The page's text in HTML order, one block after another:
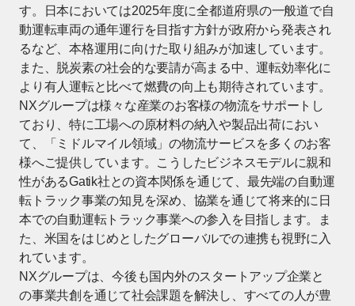
す。日本においては2025年度に全都道府県の一般道で自
動運転車両の通年運行を目指す方針が政府から発表され
るなど、本格運用に向けた取り組みが加速しています。
また、脱炭素の社会的な要請が高まる中、運転効率化に
より有人運転と比べて燃費の向上も期待されています。
NXグループは様々な産業のお客様の物流をサポートし
ており、特に工場への原材料の納入や製品出荷におい
て、「ミドルマイル領域」の物流サービスを多くのお客
様へご提供しています。こうしたビジネスモデルに親和
性があるGatik社との資本関係を通じて、最先端の自動運
転トラック事業の知見を深め、協業を通じて将来的に日
本での自動運転トラック事業への参入を目指します。ま
た、米国をはじめとしたグローバルでの連携も視野に入
れています。
NXグループは、今後も国内外のスタートアップ企業と
の事業共創を通じて社会課題を解決し、すべての人が豊